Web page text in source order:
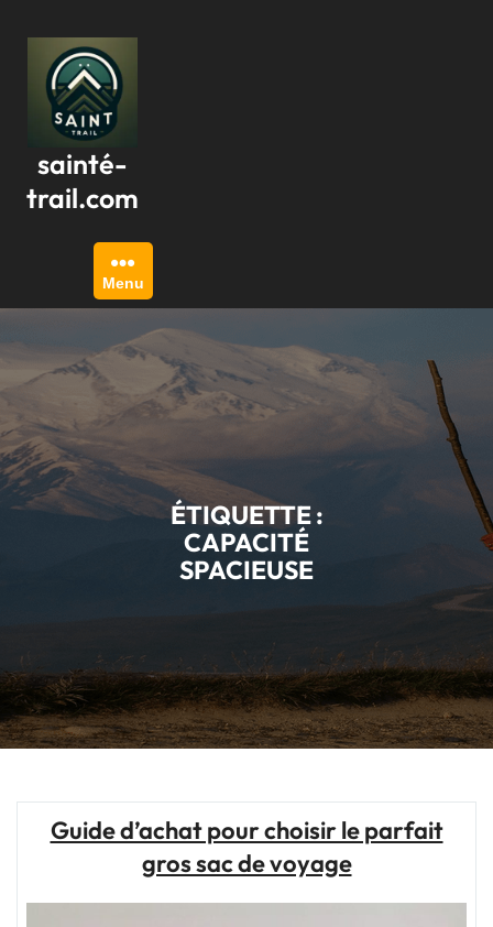
contenu
sainté-
trail.com
Menu
ÉTIQUETTE :
CAPACITÉ
SPACIEUSE
Guide d’achat pour choisir le parfait
gros sac de voyage